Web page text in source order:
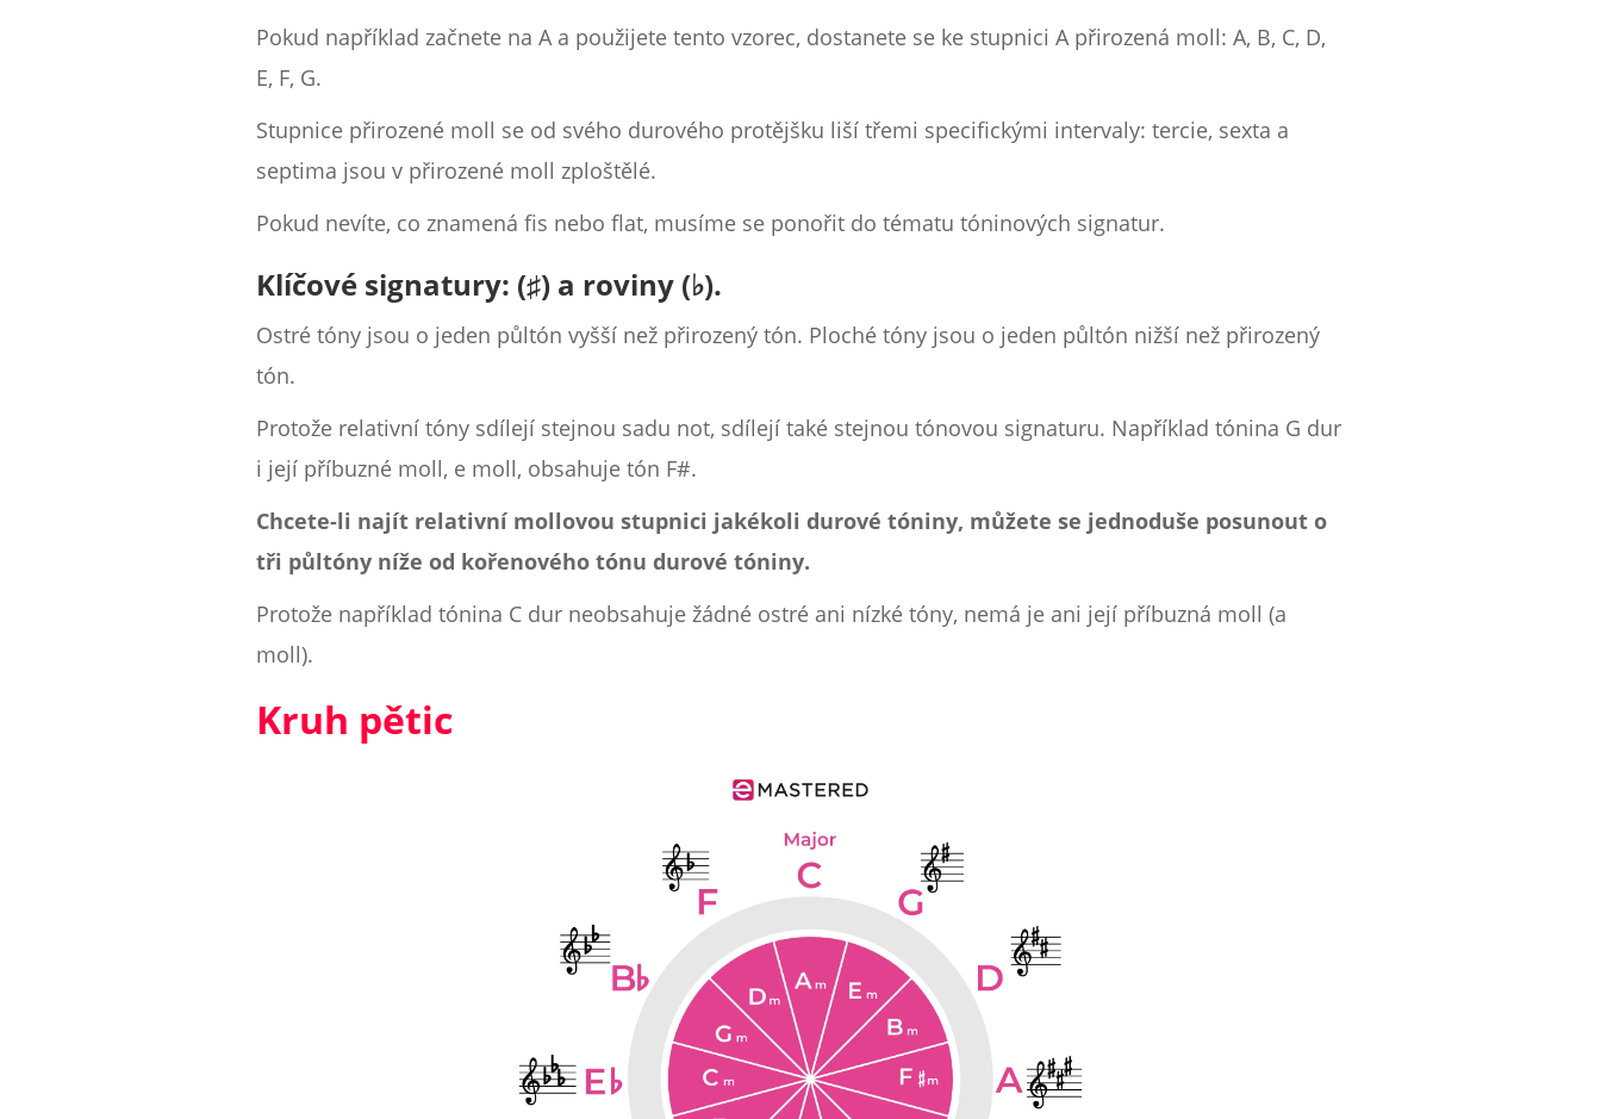
Pokud například začnete na A a použijete tento vzorec, dostanete se ke stupnici A přirozená moll: A, B, C, D,
E, F, G.
Stupnice přirozené moll se od svého durového protějšku liší třemi specifickými intervaly: tercie, sexta a
septima jsou v přirozené moll zploštělé.
Pokud nevíte, co znamená fis nebo flat, musíme se ponořit do tématu tóninových signatur.
Klíčové signatury: (♯) a roviny (♭).
Ostré tóny jsou o jeden půltón vyšší než přirozený tón. Ploché tóny jsou o jeden půltón nižší než přirozený
tón.
Protože relativní tóny sdílejí stejnou sadu not, sdílejí také stejnou tónovou signaturu. Například tónina G dur
i její příbuzné moll, e moll, obsahuje tón F#.
Chcete-li najít relativní mollovou stupnici jakékoli durové tóniny, můžete se jednoduše posunout o
tři půltóny níže od kořenového tónu durové tóniny.
Protože například tónina C dur neobsahuje žádné ostré ani nízké tóny, nemá je ani její příbuzná moll (a
moll).
Kruh pětic